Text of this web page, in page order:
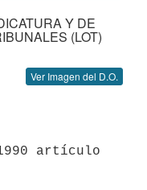
Y DE
(LOT)
Ver Imagen del D.O.